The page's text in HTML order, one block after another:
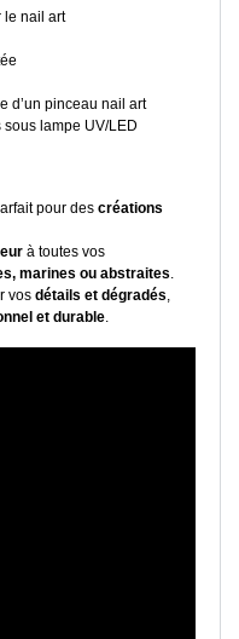
le nail art
d’un pinceau nail art
lampe UV/LED
pour des créations
à toutes vos
marines ou abstraites.
vos détails et dégradés,
et durable.